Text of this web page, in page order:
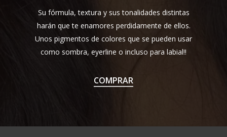
Su fórmula, textura y sus tonalidades distintas
harán que te enamores perdidamente de ellos.
Unos pigmentos de colores que se pueden usar
como sombra, eyerline o incluso para labial!!
COMPRAR